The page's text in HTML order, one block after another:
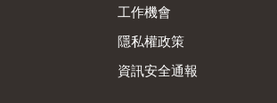
工作機會
隱私權政策
資訊安全通報